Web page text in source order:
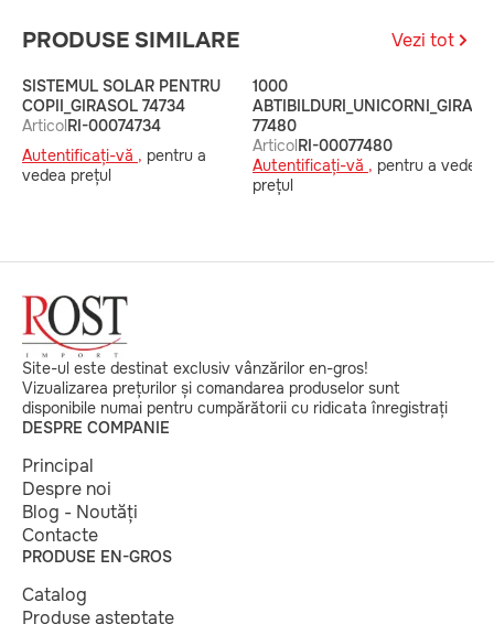
PRODUSE SIMILARE Vezi tot
SISTEMUL SOLAR PENTRU
COPII_GIRASOL 74734
ArticolRI-00074734
Autentificați-vă , pentru a
vedea prețul
1000
77480
ArticolRI-00077480
Autentificați-vă , pentru a vedea
prețul
Site-ul este destinat exclusiv vânzărilor en-gros!
Vizualizarea prețurilor și comandarea produselor sunt
disponibile numai pentru cumpărătorii cu ridicata înregistrați
DESPRE COMPANIE
Principal
Despre noi
Blog - Noutăți
Contacte
PRODUSE EN-GROS
Catalog
Produse așteptate